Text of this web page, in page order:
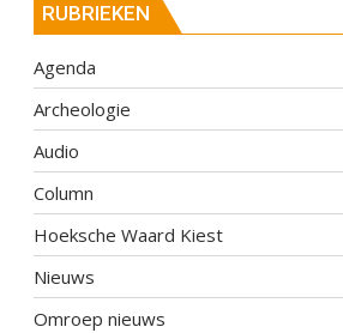
RUBRIEKEN
Agenda
Archeologie
Audio
Column
Hoeksche Waard Kiest
Nieuws
Omroep nieuws